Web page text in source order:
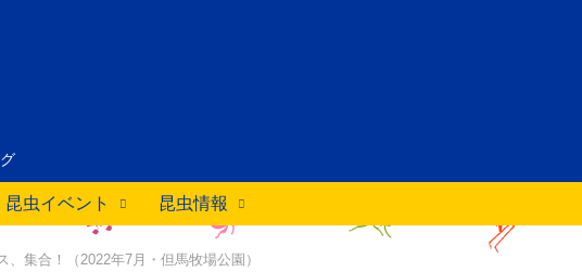
昆虫イベント 昆虫情報
、集合！（2022年7月・但馬牧場公園）